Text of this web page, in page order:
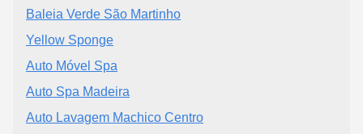
Baleia Verde São Martinho
Yellow Sponge
Auto Móvel Spa
Auto Spa Madeira
Auto Lavagem Machico Centro